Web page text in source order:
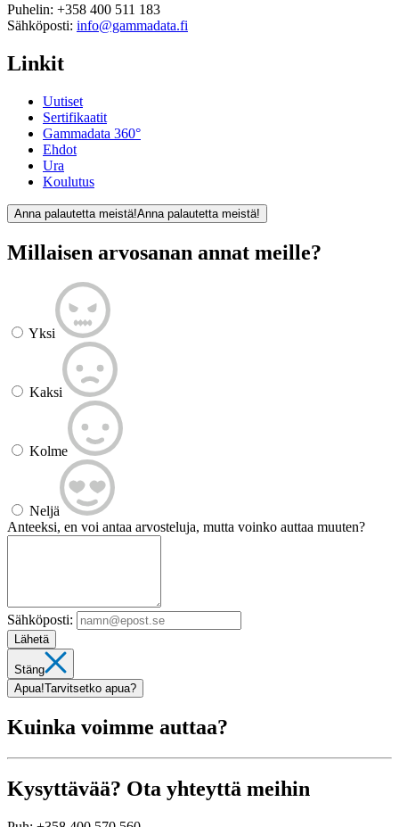
Puhelin: +358 400 511 183
Sähköposti: info@gammadata.fi
Linkit
Uutiset
Sertifikaatit
Gammadata 360°
Ehdot
Ura
Koulutus
Anna palautetta meistä!Anna palautetta meistä!
Millaisen arvosanan annat meille?
Yksi
Kaksi
Kolme
Neljä
Anteeksi, en voi antaa arvosteluja, mutta voinko auttaa muuten?
Sähköposti:
Lähetä
Stäng
Apua!Tarvitsetko apua?
Kuinka voimme auttaa?
Kysyttävää? Ota yhteyttä meihin